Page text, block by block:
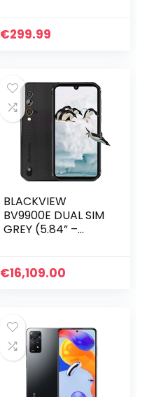
128 Go 5000 mAh
€299.99
BLACKVIEW
BV9900E DUAL SIM
GREY (5.84” –
€16,109.00